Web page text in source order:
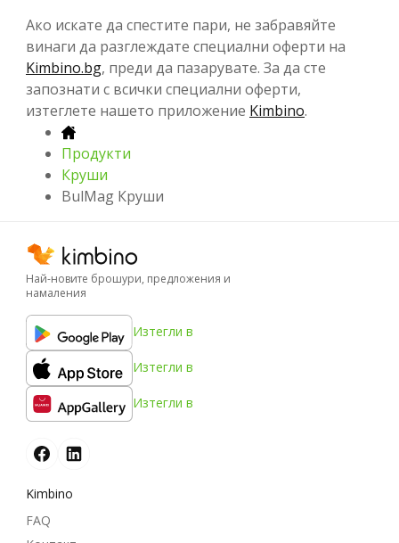
Ако искате да спестите пари, не забравяйте
винаги да разглеждате специални оферти на
Kimbino.bg, преди да пазарувате. За да сте
запознати с всички специални оферти,
изтеглете нашето приложение Kimbino.
Продукти
Круши
BulMag Круши
Най-новите брошури, предложения и
намаления
Изтегли в
Изтегли в
Изтегли в
Kimbino
FAQ